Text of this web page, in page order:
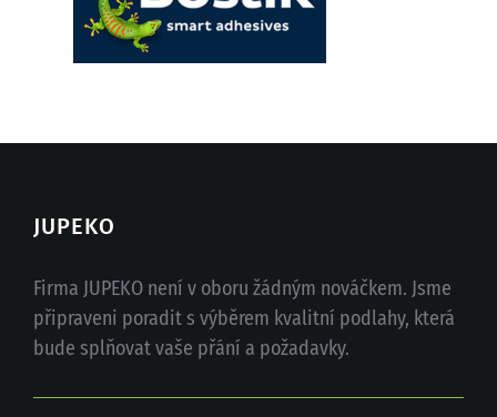
JUPEKO
Firma JUPEKO není v oboru žádným nováčkem. Jsme
připraveni poradit s výběrem kvalitní podlahy, která
bude splňovat vaše přání a požadavky.